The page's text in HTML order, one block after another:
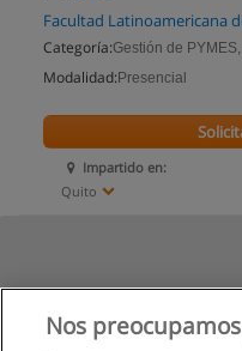
Facultad Latinoamericana
Categoría:Gestión de
Modalidad: Presencial
Impartido en:
Quito
Nos